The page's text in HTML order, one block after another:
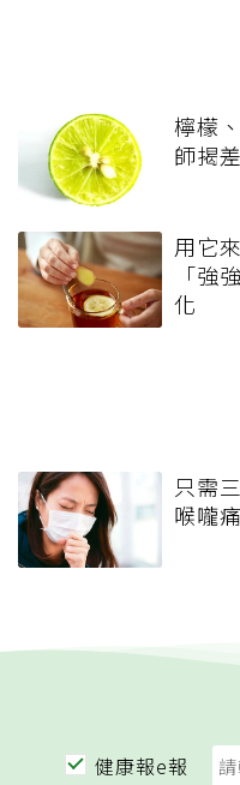
檸檬
師揭
用它
「強
化
只需
喉嚨
健康報e報